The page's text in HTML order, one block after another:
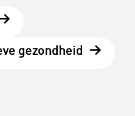
gezondheid